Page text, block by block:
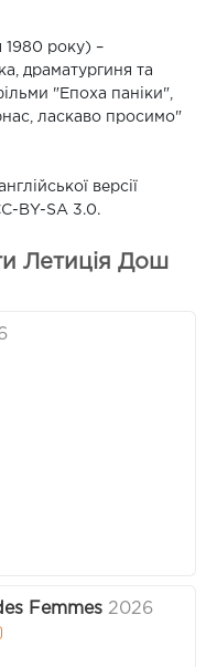
1980 року) –
драматургиня та
"Епоха паніки",
ласкаво просимо"
версії
BY-SA 3.0.
Летиція Дош
Femmes 2026